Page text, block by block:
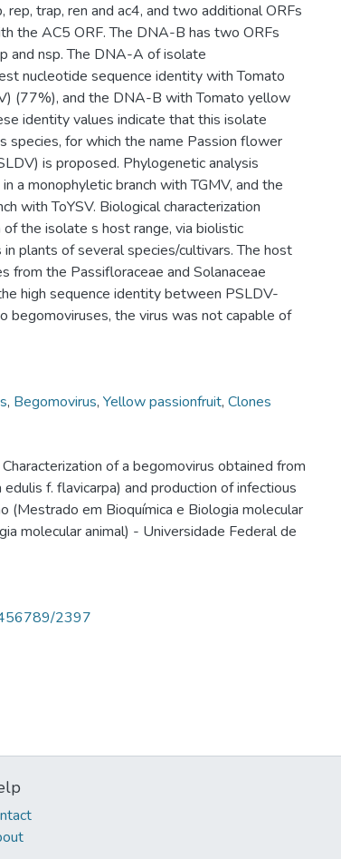
trap, ren and ac4, and two additional ORFs
the AC5 ORF. The DNA-B has two ORFs
and nsp. The DNA-A of isolate
nucleotide sequence identity with Tomato
(77%), and the DNA-B with Tomato yellow
identity values indicate that this isolate
species, for which the name Passion flower
is proposed. Phylogenetic analysis
a monophyletic branch with TGMV, and the
with ToYSV. Biological characterization
the isolate s host range, via biolistic
plants of several species/cultivars. The host
from the Passifloraceae and Solanaceae
high sequence identity between PSLDV-
begomoviruses, the virus was not capable of
, Begomovirus, Yellow passionfruit, Clones
of a begomovirus obtained from
f. flavicarpa) and production of infectious
(Mestrado em Bioquímica e Biologia molecular
molecular animal) - Universidade Federal de
2397